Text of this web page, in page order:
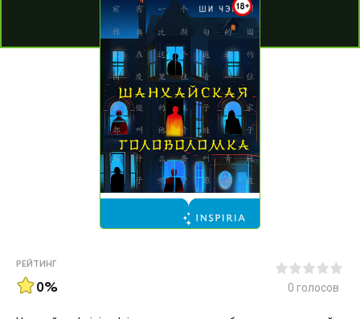
РЕЙТИНГ
0% 0 голосов